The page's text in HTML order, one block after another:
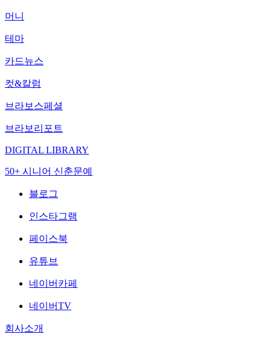
머니
테마
카드뉴스
컷&칼럼
브라보스페셜
브라보리포트
DIGITAL LIBRARY
50+ 시니어 신춘문예
블로그
인스타그램
페이스북
유튜브
네이버카페
네이버TV
회사소개